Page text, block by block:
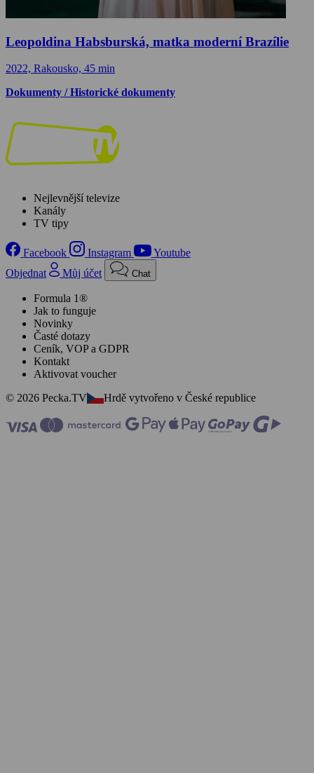
Leopoldina Habsburská, matka moderní Brazílie
2022, Rakousko, 45 min
Dokumenty / Historické dokumenty
Nejlevnější televize
Kanály
TV tipy
Facebook Instagram
Youtube
Objednat
Můj účet Chat
Formula 1®
Jak to funguje
Novinky
Časté dotazy
Ceník, VOP a GDPR
Kontakt
Aktivovat voucher
© 2026 Pecka.TV
Hrdě vytvořeno v České republice